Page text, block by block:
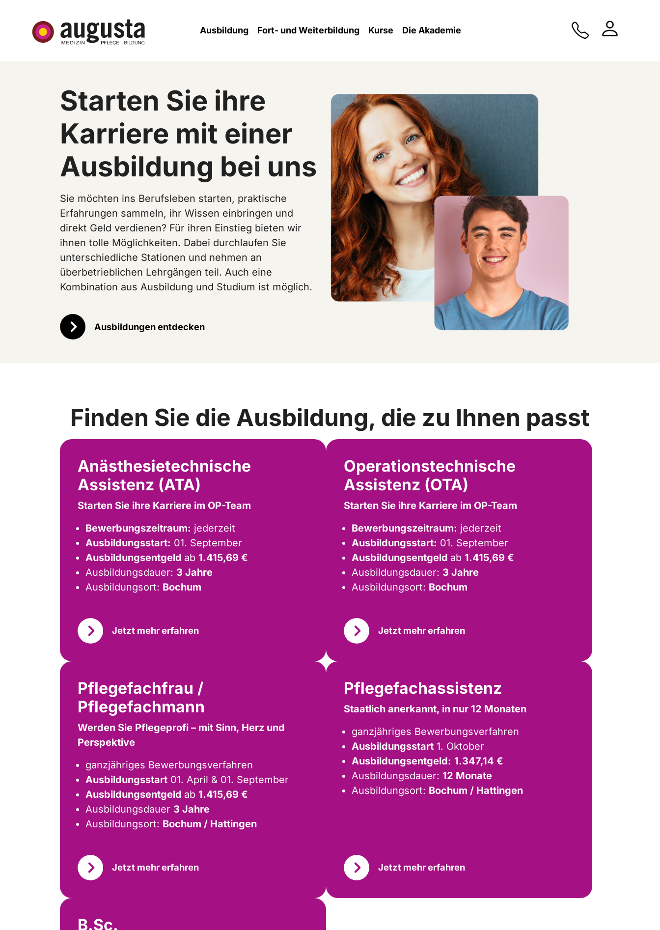
Ausbildung(current)
Fort- und Weiterbildung Kurse Die Akademie
Starten Sie ihre
Karriere mit einer
Ausbildung bei uns
Sie möchten ins Berufsleben starten, praktische
Erfahrungen sammeln, ihr Wissen einbringen und
direkt Geld verdienen? Für ihren Einstieg bieten wir
ihnen tolle Möglichkeiten. Dabei durchlaufen Sie
unterschiedliche Stationen und nehmen an
überbetrieblichen Lehrgängen teil. Auch eine
Kombination aus Ausbildung und Studium ist möglich.
Ausbildungen entdecken
Finden Sie die Ausbildung, die zu Ihnen passt
Anästhesietechnische
Assistenz (ATA)
Starten Sie ihre Karriere im OP-Team
Bewerbungszeitraum: jederzeit
Ausbildungsstart: 01. September
Ausbildungsentgeld ab 1.415,69 €
Ausbildungsdauer: 3 Jahre
Ausbildungsort: Bochum
Jetzt mehr erfahren
Operationstechnische
Assistenz (OTA)
Starten Sie ihre Karriere im OP-Team
Bewerbungszeitraum: jederzeit
Ausbildungsstart: 01. September
Ausbildungsentgeld ab 1.415,69 €
Ausbildungsdauer: 3 Jahre
Ausbildungsort: Bochum
Jetzt mehr erfahren
Pflegefachfrau /
Pflegefachmann
Werden Sie Pflegeprofi – mit Sinn, Herz und
Perspektive
ganzjähriges Bewerbungsverfahren
Ausbildungsstart 01. April & 01. September
Ausbildungsentgeld ab 1.415,69 €
Ausbildungsdauer 3 Jahre
Ausbildungsort: Bochum / Hattingen
Jetzt mehr erfahren
Pflegefachassistenz
Staatlich anerkannt, in nur 12 Monaten
ganzjähriges Bewerbungsverfahren
Ausbildungsstart 1. Oktober
Ausbildungsentgeld: 1.347,14 €
Ausbildungsdauer: 12 Monate
Ausbildungsort: Bochum / Hattingen
Jetzt mehr erfahren
B.Sc.